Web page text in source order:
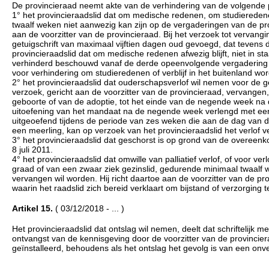
De provincieraad neemt akte van de verhindering van de volgende
1° het provincieraadslid dat om medische redenen, om
twaalf weken niet aanwezig kan zijn op de vergaderingen van de
aan de voorzitter van de provincieraad. Bij het verzoek tot
getuigschrift van maximaal vijftien dagen oud gevoegd, dat
provincieraadslid dat om medische redenen afwezig blijft, niet in
verhinderd beschouwd vanaf de derde opeenvolgende
voor verhindering om studieredenen of verblijf in het buitenland
2° het provincieraadslid dat ouderschapsverlof wil nemen voor de
verzoek, gericht aan de voorzitter van de provincieraad,
geboorte of van de adoptie, tot het einde van de negende week
uitoefening van het mandaat na de negende week verlengd met
uitgeoefend tijdens de periode van zes weken die aan de dag
een meerling, kan op verzoek van het provincieraadslid het verlof
3° het provincieraadslid dat geschorst is op grond van de
8 juli 2011.
4° het provincieraadslid dat omwille van palliatief verlof, of voor
graad of van een zwaar ziek gezinslid, gedurende minimaal
vervangen wil worden. Hij richt daartoe aan de voorzitter van de
waarin het raadslid zich bereid verklaart om bijstand of
Artikel 15. ( 03/12/2018 - ... )
Het provincieraadslid dat ontslag wil nemen, deelt dat schriftelijk
ontvangst van de kennisgeving door de voorzitter van de
geïnstalleerd, behoudens als het ontslag het gevolg is van een